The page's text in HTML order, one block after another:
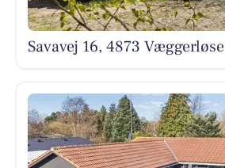
Savavej 16, 4873 Væggerløse